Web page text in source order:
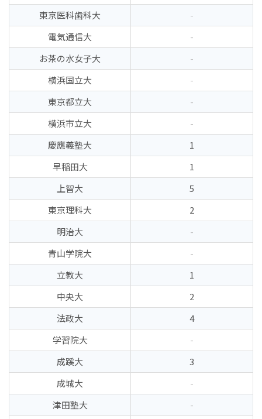
東京医科歯科大
-
電気通信大
-
お茶の水女子大
-
横浜国立大
-
東京都立大
-
横浜市立大
-
慶應義塾大
1
早稲田大
1
上智大
5
東京理科大
2
明治大
-
青山学院大
-
立教大
1
中央大
2
法政大
4
学習院大
-
成蹊大
3
成城大
-
津田塾大
-